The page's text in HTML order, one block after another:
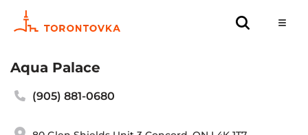
Aqua Palace
(905) 881-0680